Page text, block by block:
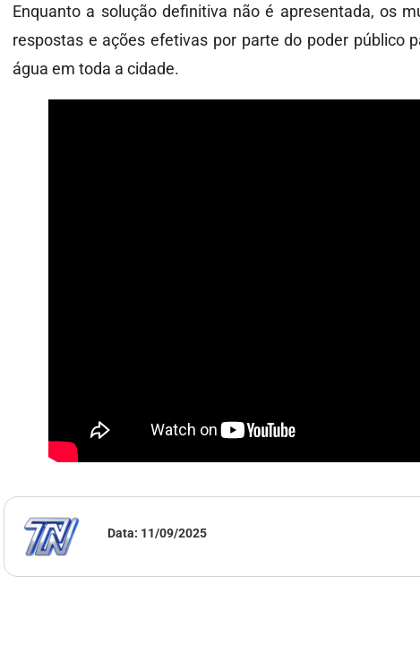
Enquanto a solução definitiva não é apresentada, os
respostas e ações efetivas por parte do poder público
água em toda a cidade.
Data: 11/09/2025